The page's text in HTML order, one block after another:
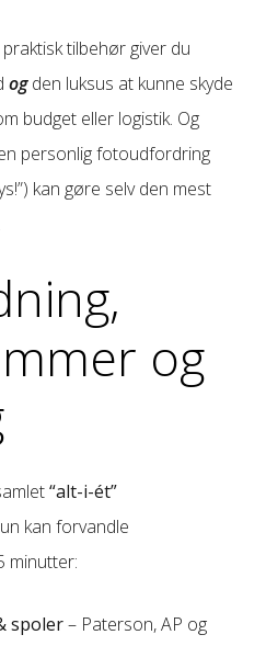
tilbehør giver du
ogden luksus at kunne skyde
budget eller logistik. Og
personlig foto­udfordring
kan gøre selv den mest
og
“alt-i-ét”
kan forvandle
minutter:
spoler– Paterson, AP og